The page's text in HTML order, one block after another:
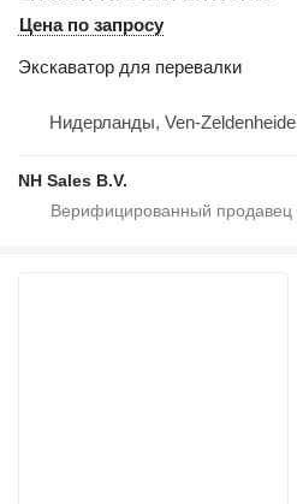
Цена по запросу
Экскаватор для перевалки
Нидерланды, Ven-Zeldenheide
NH Sales B.V.